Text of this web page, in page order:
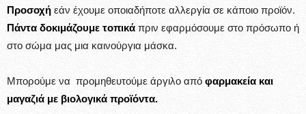
Προσοχή εάν έχουμε οποιαδήποτε αλλεργία σε κάποιο προϊόν.
Πάντα δοκιμάζουμε τοπικά πριν εφαρμόσουμε στο πρόσωπο ή
στο σώμα μας μια καινούργια μάσκα.
Μπορούμε να προμηθευτούμε άργιλο από φαρμακεία και
μαγαζιά με βιολογικά προϊόντα.